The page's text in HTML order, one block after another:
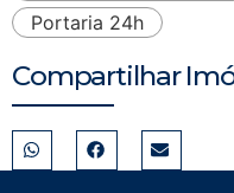
Portaria 24h
Compartilhar